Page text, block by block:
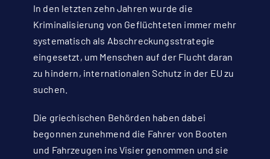
In den letzten zehn Jahren wurde die
Kriminalisierung von Geflüchteten immer mehr
systematisch als Abschreckungsstrategie
eingesetzt, um Menschen auf der Flucht daran
zu hindern, internationalen Schutz in der EU zu
suchen.
Die griechischen Behörden haben dabei
begonnen zunehmend die Fahrer von Booten
und Fahrzeugen ins Visier genommen und sie